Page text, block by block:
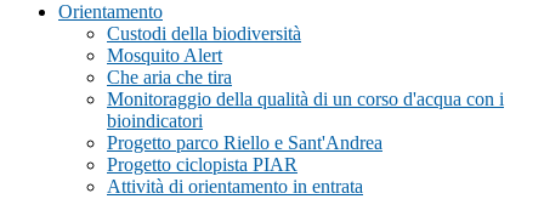
Orientamento
Custodi della biodiversità
Mosquito Alert
Che aria che tira
Monitoraggio della qualità di un corso d'acqua con i
bioindicatori
Progetto parco Riello e Sant'Andrea
Progetto ciclopista PIAR
Attività di orientamento in entrata